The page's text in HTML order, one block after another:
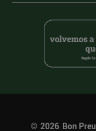
© 2026 Bon